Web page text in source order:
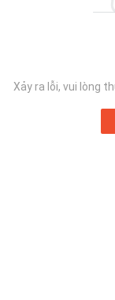
Xảy ra lỗi, vui lòng